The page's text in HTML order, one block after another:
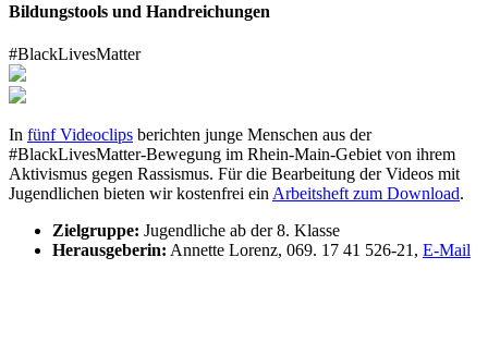
Bildungstools und Handreichungen
#BlackLivesMatter
In fünf Videoclips berichten junge Menschen aus der
#BlackLivesMatter-Bewegung im Rhein-Main-Gebiet von ihrem
Aktivismus gegen Rassismus. Für die Bearbeitung der Videos mit
Jugendlichen bieten wir kostenfrei ein Arbeitsheft zum Download.
Zielgruppe: Jugendliche ab der 8. Klasse
Herausgeberin: Annette Lorenz, 069. 17 41 526-21, E-Mail